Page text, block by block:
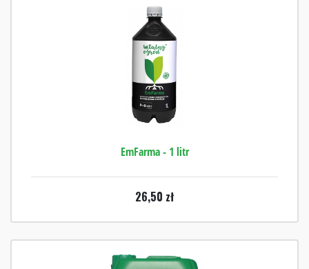
EmFarma - 1 litr
26,50 zł